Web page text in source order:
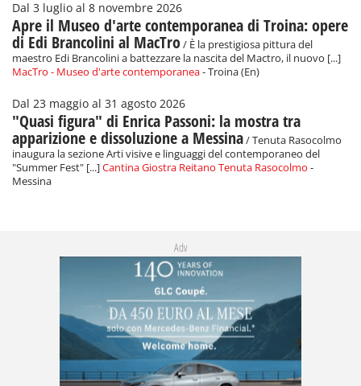
Dal 3 luglio al 8 novembre 2026
Apre il Museo d'arte contemporanea di Troina: opere
di Edi Brancolini al MacTro/ È la prestigiosa pittura del
maestro Edi Brancolini a battezzare la nascita del Mactro, il nuovo [...]
MacTro - Museo d'arte contemporanea- Troina (En)
Dal 23 maggio al 31 agosto 2026
"Quasi figura" di Enrica Passoni: la mostra tra
apparizione e dissoluzione a Messina/ Tenuta Rasocolmo
inaugura la sezione Arti visive e linguaggi del contemporaneo del
"Summer Fest" [...]Cantina Giostra Reitano Tenuta Rasocolmo -
Messina
Adv